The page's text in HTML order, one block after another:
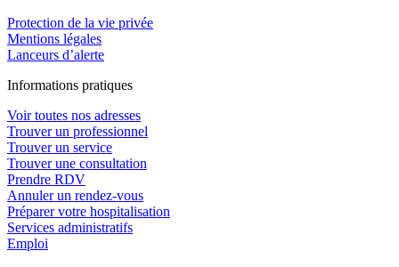
Protection de la vie privée
Mentions légales
Lanceurs d’alerte
Informations pratiques
Voir toutes nos adresses
Trouver un professionnel
Trouver un service
Trouver une consultation
Prendre RDV
Annuler un rendez-vous
Préparer votre hospitalisation
Services administratifs
Emploi​